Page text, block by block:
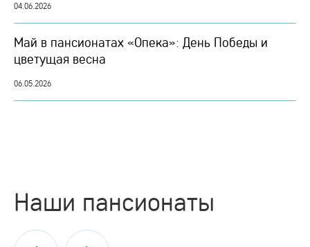
04.06.2026
Май в пансионатах «Опека»: День Победы и
цветущая весна
06.05.2026
Наши пансионаты